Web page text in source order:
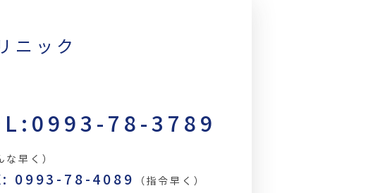
ニック
78-3789
な早く）
0993-78-4089 （指令早く）